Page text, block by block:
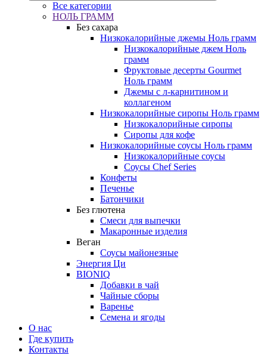
Все категории
НОЛЬ ГРАММ
Без сахара
Низкокалорийные джемы Ноль грамм
Низкокалорийные джем Ноль
грамм
Фруктовые десерты Gourmet
Ноль грамм
Джемы с л-карнитином и
коллагеном
Низкокалорийные сиропы Ноль грамм
Низкокалорийные сиропы
Сиропы для кофе
Низкокалорийные соусы Ноль грамм
Низкокалорийные соусы
Соусы Chef Series
Конфеты
Печенье
Батончики
Без глютена
Смеси для выпечки
Макаронные изделия
Веган
Соусы майонезные
Энергия Ци
BIONIQ
Добавки в чай
Чайные сборы
Варенье
Семена и ягоды
О нас
Где купить
Контакты